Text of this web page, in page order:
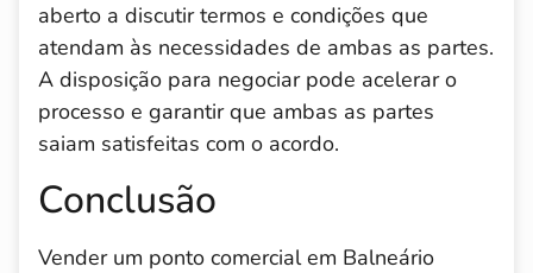
aberto a discutir termos e condições que
atendam às necessidades de ambas as partes.
A disposição para negociar pode acelerar o
processo e garantir que ambas as partes
saiam satisfeitas com o acordo.
Conclusão
Vender um ponto comercial em Balneário